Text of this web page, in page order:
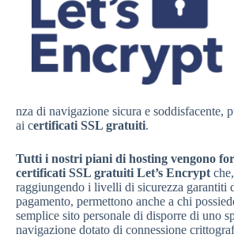
nza di navigazione sicura e soddisfacente,
ai certificati SSL gratuiti.
Tutti i nostri piani di hosting vengono
certificati SSL gratuiti Let’s Encrypt
raggiungendo i livelli di sicurezza garantiti
pagamento, permettono anche a chi
semplice sito personale di disporre di uno
navigazione dotato di connessione